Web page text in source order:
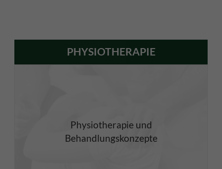
PHYSIOTHERAPIE
Physiotherapie und
Behandlungskonzepte